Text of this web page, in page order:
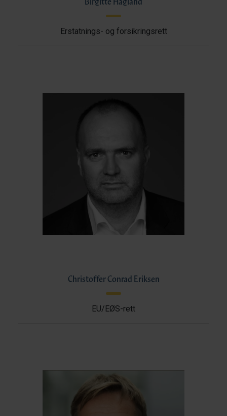
Erstatnings- og forsikringsrett
Christoffer Conrad Eriksen
EU/EØS-rett